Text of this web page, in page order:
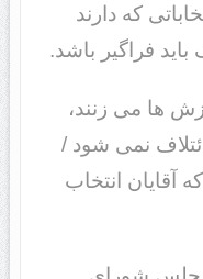
که دارند
فراگیر باشد.
ها می زنند،
نمی شود /
آقایان انتخاب